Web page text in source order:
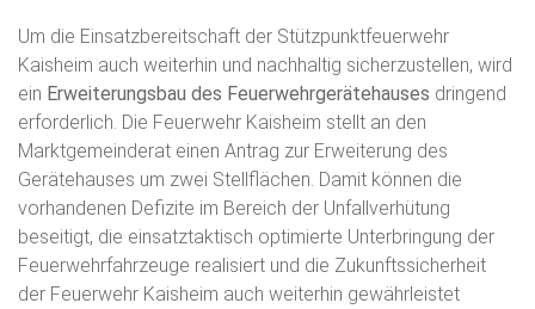
Um die Einsatzbereitschaft der Stützpunktfeuerwehr
Kaisheim auch weiterhin und nachhaltig sicherzustellen, wird
ein Erweiterungsbau des Feuerwehrgerätehauses dringend
erforderlich. Die Feuerwehr Kaisheim stellt an den
Marktgemeinderat einen Antrag zur Erweiterung des
Gerätehauses um zwei Stellflächen. Damit können die
vorhandenen Defizite im Bereich der Unfallverhütung
beseitigt, die einsatztaktisch optimierte Unterbringung der
Feuerwehrfahrzeuge realisiert und die Zukunftssicherheit
der Feuerwehr Kaisheim auch weiterhin gewährleistet